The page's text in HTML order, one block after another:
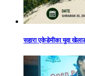
सहारा एकेडेमीका युवा